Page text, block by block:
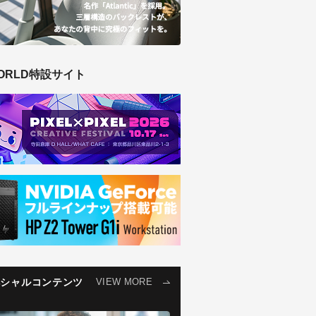
特設サイト
ャルコンテンツ VIEW MORE